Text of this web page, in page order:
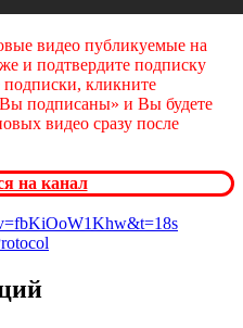
видео публикуемые на
и подтвердите подписку
кликните
подписаны» и Вы будете
видео сразу после
на канал